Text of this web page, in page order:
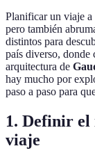
Planificar un viaje a
pero también
distintos para
país diverso, donde
arquitectura de
hay mucho por
paso a paso para
1. Definir
viaje